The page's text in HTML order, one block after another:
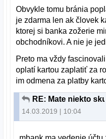
Obvykle tomu bránia
je zdarma len ak človek
ktorej si banka zožerie
obchodníkovi. A nie je
Preto ma vždy
oplatí kartou zaplatiť za
im odmena za platby
14.03.2019 | 10:04